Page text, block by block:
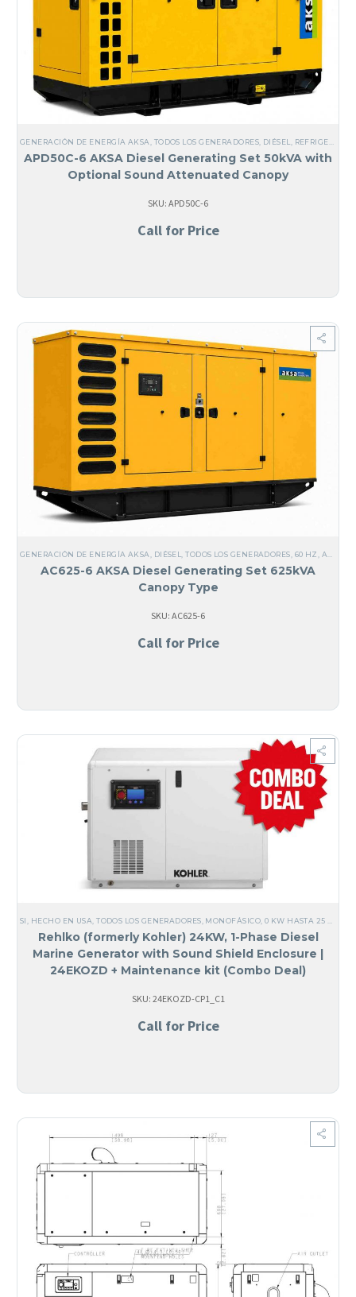
GENERACIÓN DE ENERGÍA AKSA, TODOS LOS GENERADORES, DIÉSEL, REFRIGERADOS POR LÍQUIDO
APD50C-6 AKSA Diesel Generating Set 50kVA with
Optional Sound Attenuated Canopy
SKU: APD50C-6
Call for Price
GENERACIÓN DE ENERGÍA AKSA DIÉSEL ,TODOS LOS GENERADORES 60 HZ ACERO
AC625-6 AKSA Diesel Generating Set 625kVA
Canopy Type
SKU: AC625-6
Call for Price
SI, HECHO EN USA ,TODOS LOS GENERADORES MONOFÁSICO, 0 KW HASTA 25 KW
Rehlko (formerly Kohler) 24KW, 1-Phase Diesel
Marine Generator with Sound Shield Enclosure |
24EKOZD + Maintenance kit (Combo Deal)
SKU: 24EKOZD-CP1_C1
Call for Price